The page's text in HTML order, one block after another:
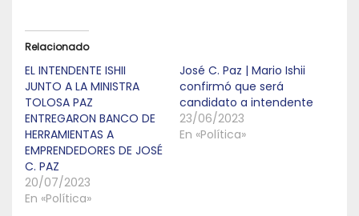
Relacionado
EL INTENDENTE ISHII
JUNTO A LA MINISTRA
TOLOSA PAZ
ENTREGARON BANCO DE
HERRAMIENTAS A
EMPRENDEDORES DE JOSÉ
C. PAZ
20/07/2023
En «Política»
José C. Paz | Mario Ishii
confirmó que será
candidato a intendente
23/06/2023
En «Política»